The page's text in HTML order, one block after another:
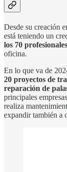
Desde su creación
está teniendo un
los 70 profesionales
oficina.
En lo que va de
20 proyectos de
reparación de
principales
realiza
expandir también a